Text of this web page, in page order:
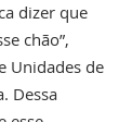
dizer que
chão”,
Unidades de
Dessa